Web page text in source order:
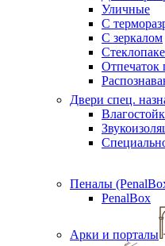
Уличные
С
С зеркалом
Отпечаток
Двери спец.
Пеналы
PenalBox
Арки и порталы